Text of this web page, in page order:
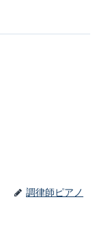
調律師ピアノ